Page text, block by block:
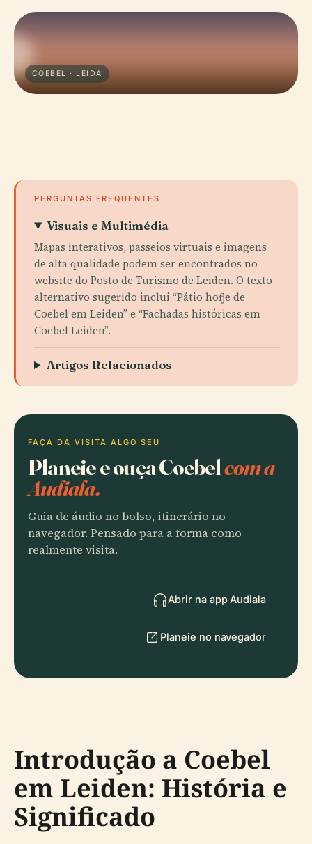
COEBEL · LEIDA
PERGUNTAS FREQUENTES
Visuais e Multimédia
Mapas interativos, passeios virtuais e imagens
de alta qualidade podem ser encontrados no
website do Posto de Turismo de Leiden. O texto
alternativo sugerido inclui “Pátio hofje de
Coebel em Leiden” e “Fachadas históricas em
Coebel Leiden”.
Artigos Relacionados
FAÇA DA VISITA ALGO SEU
Planeie e ouça Coebelcom a
Audiala.
Guia de áudio no bolso, itinerário no
navegador. Pensado para a forma como
realmente visita.
Abrir na app Audiala
Planeie no navegador
Introdução a Coebel
em Leiden: História e
Significado